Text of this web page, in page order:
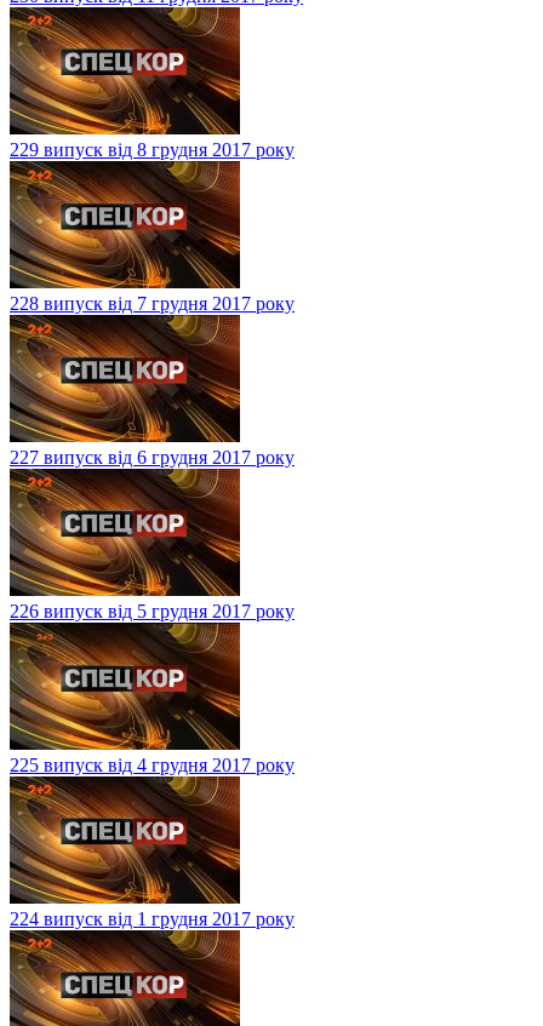
229 випуск від 8 грудня 2017 року
228 випуск від 7 грудня 2017 року
227 випуск від 6 грудня 2017 року
226 випуск від 5 грудня 2017 року
225 випуск від 4 грудня 2017 року
224 випуск від 1 грудня 2017 року